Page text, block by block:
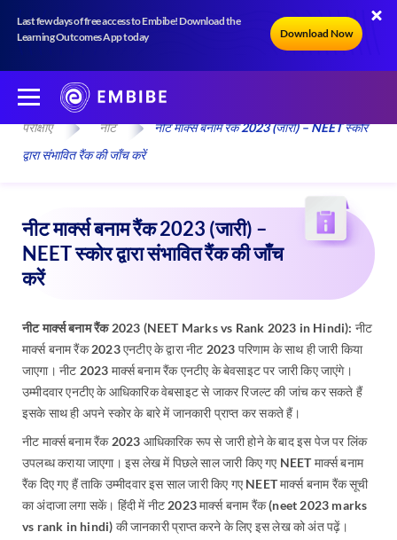
Last few days of free access to Embibe! Download the
Learning Outcomes App today
Download Now
परीक्षाएँ नीट
नीट मार्क्स बनाम रैंक 2023 (जारी) – NEET स्कोर
द्वारा संभावित रैंक की जाँच करें
नीट मार्क्स बनाम रैंक 2023 (जारी) –
NEET स्कोर द्वारा संभावित रैंक की जाँच
करें
नीट मार्क्स बनाम रैंक 2023 (NEET Marks vs Rank 2023 in Hindi): नीट
मार्क्स बनाम रैंक 2023 एनटीए के द्वारा नीट 2023 परिणाम के साथ ही जारी किया
जाएगा। नीट 2023 मार्क्स बनाम रैंक एनटीए के बेवसाइट पर जारी किए जाएंगे।
उम्मीदवार एनटीए के आधिकारिक वेबसाइट से जाकर रिजल्ट की जांच कर सकते हैं
इसके साथ ही अपने स्कोर के बारे में जानकारी प्राप्त कर सकते हैं।
नीट मार्क्स बनाम रैंक 2023 आधिकारिक रूप से जारी होने के बाद इस पेज पर लिंक
उपलब्ध कराया जाएगा। इस लेख में पिछले साल जारी किए गए NEET मार्क्स बनाम
रैंक दिए गए हैं ताकि उम्मीदवार इस साल जारी किए गए NEET मार्क्स बनाम रैंक सूची
का अंदाजा लगा सकें। हिंदी में नीट 2023 मार्क्स बनाम रैंक (neet 2023 marks
vs rank in hindi) की जानकारी प्राप्त करने के लिए इस लेख को अंत पढ़ें।